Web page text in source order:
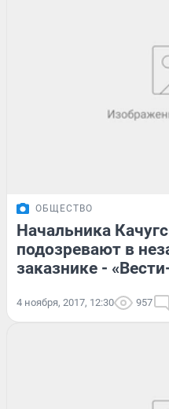
ОБЩЕСТВО
Начальника
подозревают в
заказнике -
4 ноября, 2017, 12:30 957